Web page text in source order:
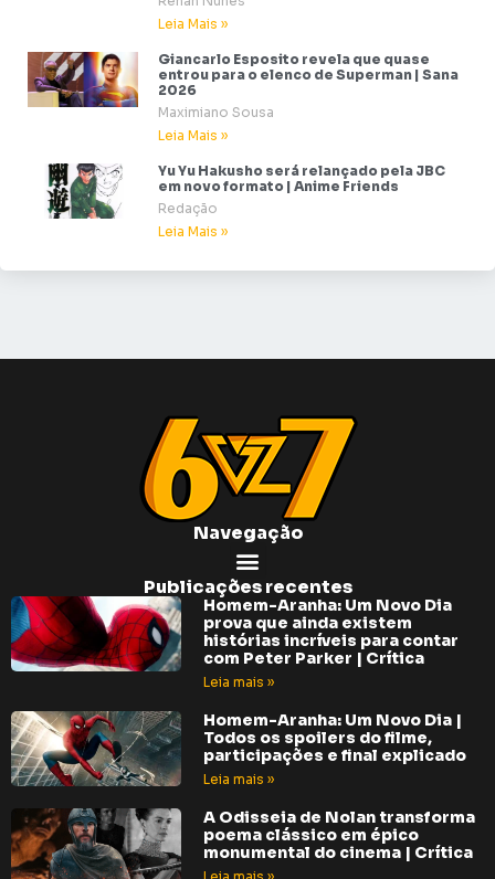
Leia Mais »
Giancarlo Esposito revela que quase
entrou para o elenco de Superman | Sana
2026
Maximiano Sousa
Leia Mais »
Yu Yu Hakusho será relançado pela JBC
em novo formato | Anime Friends
Redação
Leia Mais »
Navegação
Publicações recentes
Homem-Aranha: Um Novo Dia
prova que ainda existem
histórias incríveis para contar
com Peter Parker | Crítica
Leia mais »
Homem-Aranha: Um Novo Dia |
Todos os spoilers do filme,
participações e final explicado
Leia mais »
A Odisseia de Nolan transforma
poema clássico em épico
monumental do cinema | Crítica